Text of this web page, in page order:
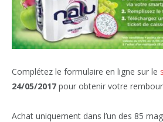
Complétez le formulaire en ligne sur le
24/05/2017 pour obtenir votre
Achat uniquement dans l’un des 85